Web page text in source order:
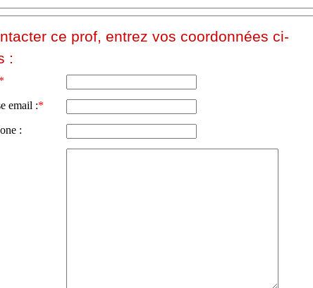
ce prof, entrez vos coordonnées ci-
:
*
email :*
: